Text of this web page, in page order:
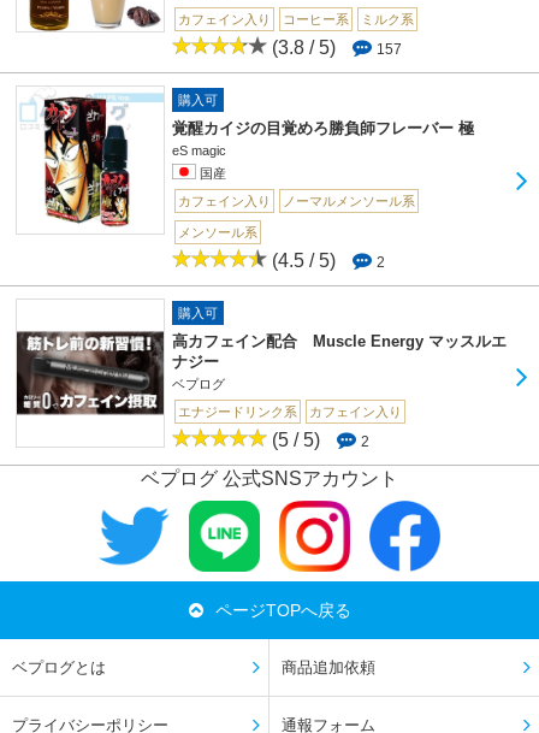
カフェイン入り
コーヒー系 ミルク系
(3.8 / 5) 157
購入可
覚醒カイジの目覚めろ勝負師フレーバー 極
eS magic
国産
カフェイン入り
ノーマルメンソール系
メンソール系
(4.5 / 5) 2
購入可
高カフェイン配合 Muscle Energy マッスルエ
ナジー
ベプログ
エナジードリンク系
カフェイン入り
(5 / 5) 2
ベプログ 公式SNSアカウント
ページTOPへ戻る
ベプログとは 商品追加依頼
プライバシーポリシー 通報フォーム